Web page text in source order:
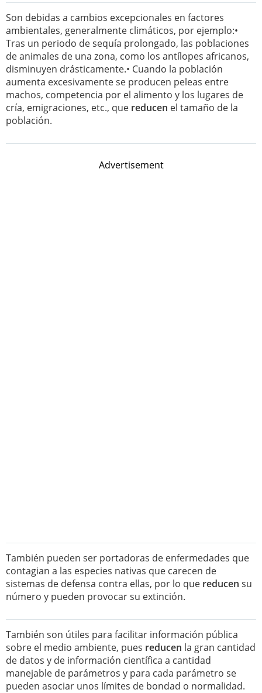
Son debidas a cambios excepcionales en factores
ambientales, generalmente climáticos, por ejemplo:•
Tras un periodo de sequía prolongado, las poblaciones
de animales de una zona, como los antílopes africanos,
disminuyen drásticamente.• Cuando la población
aumenta excesivamente se producen peleas entre
machos, competencia por el alimento y los lugares de
cría, emigraciones, etc., que reducen el tamaño de la
población.
Advertisement
También pueden ser portadoras de enfermedades que
contagian a las especies nativas que carecen de
sistemas de defensa contra ellas, por lo que reducen su
número y pueden provocar su extinción.
También son útiles para facilitar información pública
sobre el medio ambiente, pues reducen la gran cantidad
de datos y de información científica a cantidad
manejable de parámetros y para cada parámetro se
pueden asociar unos límites de bondad o normalidad.